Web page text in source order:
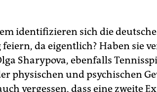
identifizieren sich die
feiern, da eigentlich? Haben sie
Sharypova, ebenfalls
physischen und psychischen
vergessen, dass eine zweite